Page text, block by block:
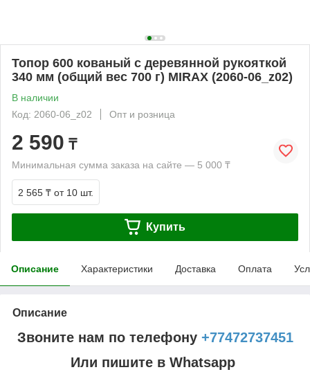
Топор 600 кованый с деревянной рукояткой
340 мм (общий вес 700 г) MIRAX (2060-06_z02)
В наличии
Код: 2060-06_z02
Опт и розница
2 590 ₸
Минимальная сумма заказа на сайте — 5 000 ₸
2 565 ₸ от 10 шт.
Купить
Описание Характеристики Доставка Оплата
Описание
Звоните нам по телефону +77472737451
Или пишите в Whatsapp